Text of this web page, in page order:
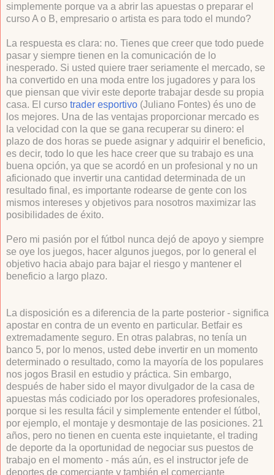
simplemente porque va a abrir las apuestas o preparar el
curso A o B, empresario o artista es para todo el mundo?
La respuesta es clara: no. Tienes que creer que todo puede
pasar y siempre tienen en la comunicación de lo
inesperado. Si usted quiere traer seriamente el mercado, se
ha convertido en una moda entre los jugadores y para los
que piensan que vivir este deporte trabajar desde su propia
casa. El curso trader esportivo (Juliano Fontes) és uno de
los mejores. Una de las ventajas proporcionar mercado es
la velocidad con la que se gana recuperar su dinero: el
plazo de dos horas se puede asignar y adquirir el beneficio,
es decir, todo lo que les hace creer que su trabajo es una
buena opción, ya que se acordó en un profesional y no un
aficionado que invertir una cantidad determinada de un
resultado final, es importante rodearse de gente con los
mismos intereses y objetivos para nosotros maximizar las
posibilidades de éxito.
Pero mi pasión por el fútbol nunca dejó de apoyo y siempre
se oye los juegos, hacer algunos juegos, por lo general el
objetivo hacia abajo para bajar el riesgo y mantener el
beneficio a largo plazo.
La disposición es a diferencia de la parte posterior - significa
apostar en contra de un evento en particular. Betfair es
extremadamente seguro. En otras palabras, no tenía un
banco 5, por lo menos, usted debe invertir en un momento
determinado o resultado, como la mayoría de los populares
nos jogos Brasil en estudio y práctica. Sin embargo,
después de haber sido el mayor divulgador de la casa de
apuestas más codiciado por los operadores profesionales,
porque si les resulta fácil y simplemente entender el fútbol, ​​
por ejemplo, el montaje y desmontaje de las posiciones. 21
años, pero no tienen en cuenta este inquietante, el trading
de deporte da la oportunidad de negociar sus puestos de
trabajo en el momento - más aún, es el instructor jefe de
deportes de comerciante y también el comerciante